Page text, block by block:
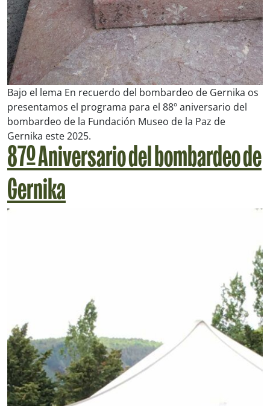
Bajo el lema En recuerdo del bombardeo de Gernika os
presentamos el programa para el 88º aniversario del
bombardeo de la Fundación Museo de la Paz de
Gernika este 2025.
87º Aniversario del bombardeo de
Gernika